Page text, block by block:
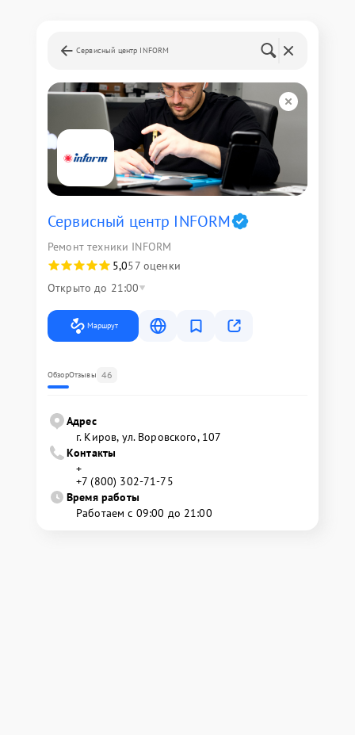
Сервисный центр INFORM
Сервисный центр INFORM
Ремонт техники INFORM
5,057 оценки
Открыто до 21:00
Маршрут
ОбзорОтзывы 46
Адрес
г. Киров, ул. Воровского, 107
Контакты
+
+7 (800) 302-71-75
Время работы
Работаем с 09:00 до 21:00